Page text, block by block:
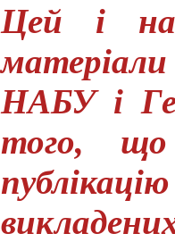
Цей і
НАБУ і
того, що